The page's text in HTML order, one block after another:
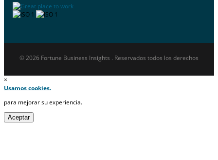
© 2026 Fortune Business Insights . Reservados todos los derechos
×
Usamos cookies.
para mejorar su experiencia.
Aceptar